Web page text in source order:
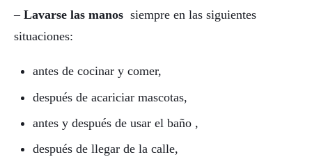
– Lavarse las manos siempre en las siguientes
situaciones:
antes de cocinar y comer,
después de acariciar mascotas,
antes y después de usar el baño ,
después de llegar de la calle,